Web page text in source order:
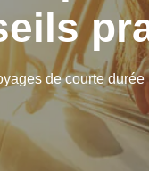
de courte durée